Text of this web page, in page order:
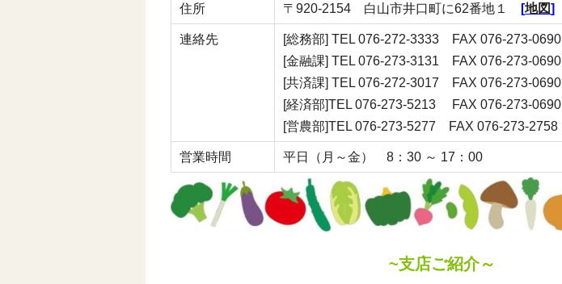
住所 〒920-2154 白山市井口町に62番地１ [地図]
連絡先
[総務部] TEL 076-272-3333 FAX 076-273-0690
[金融課] TEL 076-273-3131 FAX 076-273-0690
[共済課] TEL 076-272-3017 FAX 076-273-0690
[経済部]TEL 076-273-5213 FAX 076-273-0690
[営農部]TEL 076-273-5277 FAX 076-273-2758
営業時間 平日（月～金） 8：30 ～ 17：00
~支店ご紹介～